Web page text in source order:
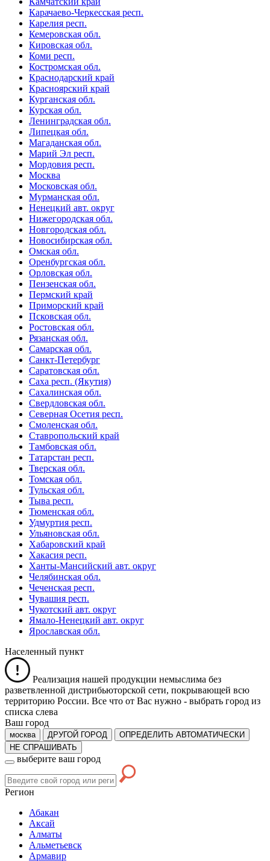
Карачаево-Черкесская респ.
Карелия респ.
Кемеровская обл.
Кировская обл.
Коми респ.
Костромская обл.
Краснодарский край
Красноярский край
Курганская обл.
Курская обл.
Ленинградская обл.
Липецкая обл.
Магаданская обл.
Марий Эл респ.
Мордовия респ.
Москва
Московская обл.
Мурманская обл.
Ненецкий авт. округ
Нижегородская обл.
Новгородская обл.
Новосибирская обл.
Омская обл.
Оренбургская обл.
Орловская обл.
Пензенская обл.
Пермский край
Приморский край
Псковская обл.
Ростовская обл.
Рязанская обл.
Самарская обл.
Санкт-Петербург
Саратовская обл.
Саха респ. (Якутия)
Сахалинская обл.
Свердловская обл.
Северная Осетия респ.
Смоленская обл.
Ставропольский край
Тамбовская обл.
Татарстан респ.
Тверская обл.
Томская обл.
Тульская обл.
Тыва респ.
Тюменская обл.
Удмуртия респ.
Ульяновская обл.
Хабаровский край
Хакасия респ.
Ханты-Мансийский авт. округ
Челябинская обл.
Чеченская респ.
Чувашия респ.
Чукотский авт. округ
Ямало-Ненецкий авт. округ
Ярославская обл.
Населенный пункт
Реализация нашей продукции немыслима без
разветвленной дистрибьюторской сети, покрывающей всю
территорию России. Все что от Вас нужно - выбрать город из
списка слева
Ваш город
москва ДРУГОЙ ГОРОД
ОПРЕДЕЛИТЬ АВТОМАТИЧЕСКИ
НЕ СПРАШИВАТЬ
выберите ваш город
Регион
Абакан
Аксай
Алматы
Альметьевск
Армавир